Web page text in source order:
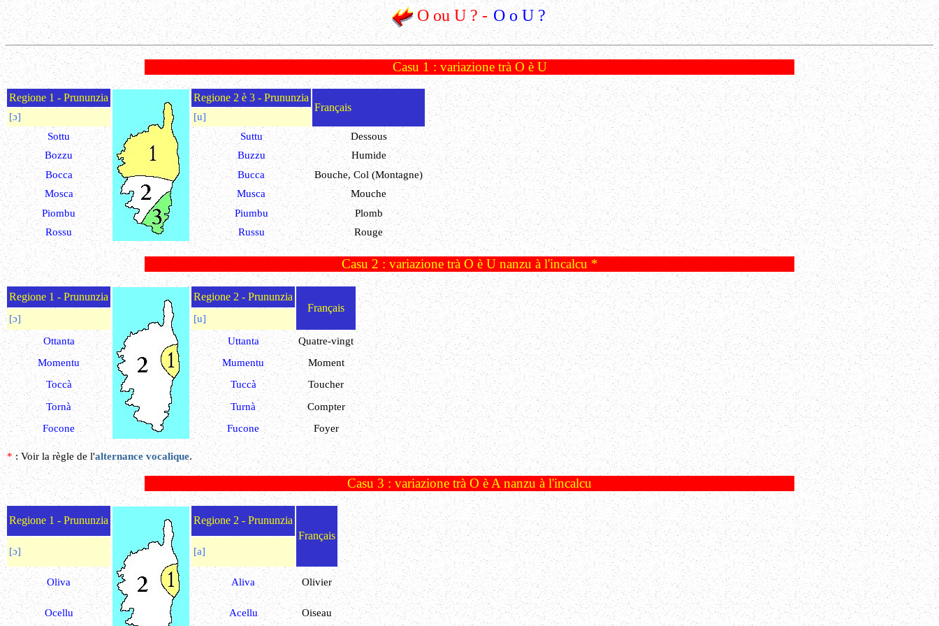
O ou U ? -O o U ?
Casu 1 : variazione trà O è U
Regione 1 - Prununzia
Regione 2 è 3 - Prununzia
Français
[ɔ]
[u]
Sottu
Suttu
Dessous
Bozzu
Buzzu
Humide
Bocca
Bucca
Bouche, Col (Montagne)
Mosca
Musca
Mouche
Piombu
Piumbu
Plomb
Rossu
Russu Rouge
Casu 2 : variazione trà O è U nanzu à l'incalcu *
Regione 1 - Prununzia
Regione 2 - Prununzia
Français
[ɔ]
[u]
Ottanta
Uttanta
Quatre-vingt
Momentu
Mumentu
Moment
Toccà
Tuccà
Toucher
Tornà
Turnà
Compter
Focone
Fucone Foyer
* : Voir la règle de l'alternance vocalique.
Casu 3 : variazione trà O è A nanzu à l'incalcu
Regione 1 - Prununzia
Regione 2 - Prununzia
Français
[ɔ] [a]
Oliva Aliva Olivier
Ocellu Acellu Oiseau